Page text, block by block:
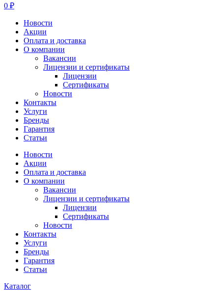
0 ₽
Новости
Акции
Оплата и доставка
О компании
Вакансии
Лицензии и сертификаты
Лицензии
Сертификаты
Новости
Контакты
Услуги
Бренды
Гарантия
Статьи
Новости
Акции
Оплата и доставка
О компании
Вакансии
Лицензии и сертификаты
Лицензии
Сертификаты
Новости
Контакты
Услуги
Бренды
Гарантия
Статьи
Каталог